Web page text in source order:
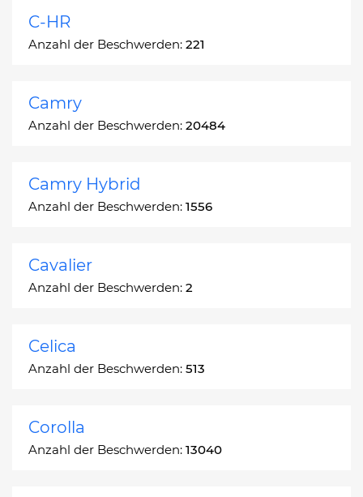
C-HR
Anzahl der Beschwerden: 221
Camry
Anzahl der Beschwerden: 20484
Camry Hybrid
Anzahl der Beschwerden: 1556
Cavalier
Anzahl der Beschwerden: 2
Celica
Anzahl der Beschwerden: 513
Corolla
Anzahl der Beschwerden: 13040